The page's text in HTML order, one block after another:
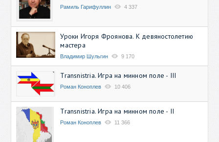
Рамиль Гарифуллин 4 337
Уроки Игоря Фроянова. К девяностолетию
мастера
Владимир Шульгин 9 170
Transnistria. Игра на минном поле - III
Роман Коноплев 10 406
Transnistria. Игра на минном поле - II
Роман Коноплев 11 366